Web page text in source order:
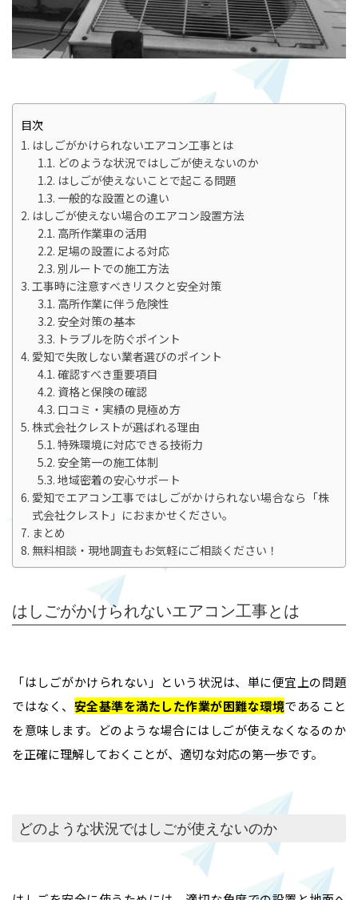
目次
はしごがかけられないエアコン工事とは
どのような状況ではしごが使えないのか
はしごが使えないことで起こる問題
一般的な設置との違い
はしごが使えない場合のエアコン設置方法
高所作業車の活用
足場の設置による対応
別ルートでの施工方法
工事時に注意すべきリスクと安全対策
高所作業に伴う危険性
安全対策の基本
トラブルを防ぐポイント
愛知で失敗しない業者選びのポイント
確認すべき重要項目
資格と保険の確認
口コミ・実績の見極め方
株式会社クレストが選ばれる理由
特殊環境に対応できる技術力
安全第一の施工体制
地域密着の安心サポート
愛知でエアコン工事ではしごがかけられない場合なら「株
式会社クレスト」におまかせください。
まとめ
無料相談・現地調査もお気軽にご相談ください！
はしごがかけられないエアコン工事とは
「はしごがかけられない」という状況は、単に便宜上の問題
ではなく、 安全基準を満たした作業が困難な環境であること
を意味します。どのような場合にはしごが使えなくなるのか
を正確に理解しておくことが、適切な対応の第一歩です。
どのような状況ではしごが使えないのか